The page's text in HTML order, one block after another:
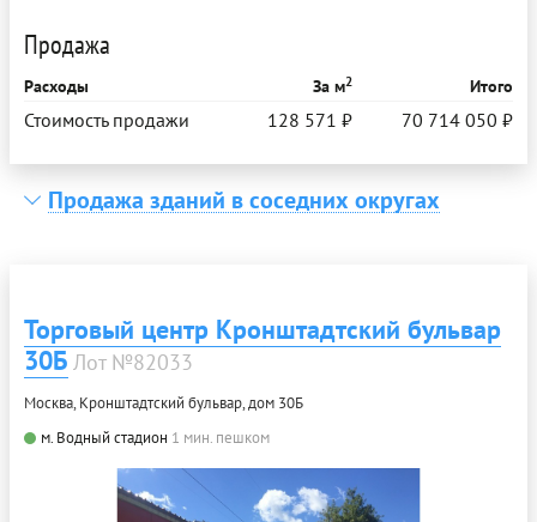
Продажа
Расходы За м2 Итого
Стоимость продажи 128 571 ₽ 70 714 050 ₽
Продажа зданий в соседних округах
Торговый центр Кронштадтский бульвар
30Б Лот №82033
Москва, Кронштадтский бульвар, дом 30Б
м. Водный стадион 1 мин. пешком